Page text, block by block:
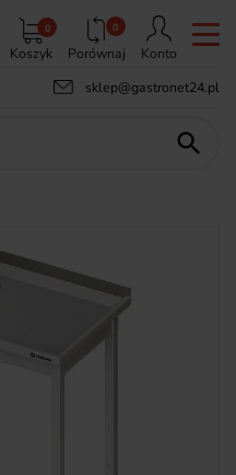
Koszyk
0 0
Porównaj
Konto
sklep@gastronet24.pl
